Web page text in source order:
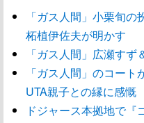
「ガス人間」小栗旬
柘植伊佐夫が明かす
「ガス人間」広瀬す
「ガス人間」のコー
UTA親子との縁に感慨
ドジャース本拠地で